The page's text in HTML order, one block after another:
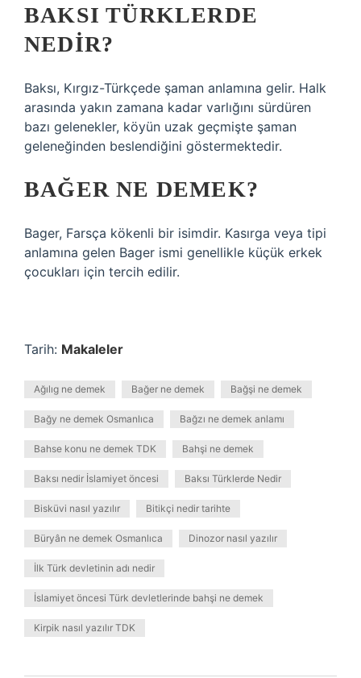
BAKSI TÜRKLERDE
NEDIR?
Baksı, Kırgız-Türkçede şaman anlamına gelir. Halk
arasında yakın zamana kadar varlığını sürdüren
bazı gelenekler, köyün uzak geçmişte şaman
geleneğinden beslendiğini göstermektedir.
BAĞER NE DEMEK?
Bager, Farsça kökenli bir isimdir. Kasırga veya tipi
anlamına gelen Bager ismi genellikle küçük erkek
çocukları için tercih edilir.
Tarih: Makaleler
Ağılıg ne demek Bağer ne demek Bağşi ne demek
Bağy ne demek Osmanlıca Bağzı ne demek anlamı
Bahse konu ne demek TDK Bahşi ne demek
Baksı nedir İslamiyet öncesi Baksı Türklerde Nedir
Bisküvi nasıl yazılır Bitikçi nedir tarihte
Büryân ne demek Osmanlıca Dinozor nasıl yazılır
İlk Türk devletinin adı nedir
İslamiyet öncesi Türk devletlerinde bahşi ne demek
Kirpik nasıl yazılır TDK